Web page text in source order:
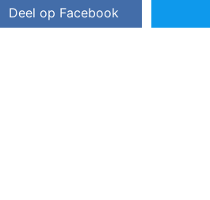
Deel op Facebook